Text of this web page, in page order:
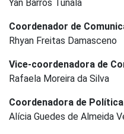
Yan Barros Tunala
Coordenador de
Rhyan Freitas Damasceno
Vice-coordenadora de
Rafaela Moreira da Silva
Coordenadora de
Alícia Guedes de Almeida